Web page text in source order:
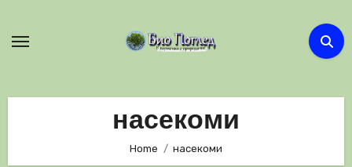
насекоми
Home насекоми